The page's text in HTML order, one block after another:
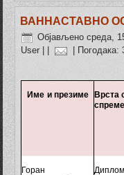
ВАННАСТАВНО
Објављено среда,
User
| Погодака:
Име ипрезиме
Врста
спреме
Горан